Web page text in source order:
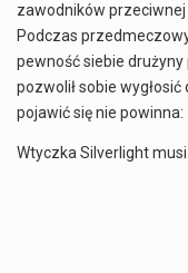
zawodników przeciwnej
Podczas
pewność siebie drużyny
pozwolił sobie
pojawić się nie powinna:
Wtyczka Silverlight